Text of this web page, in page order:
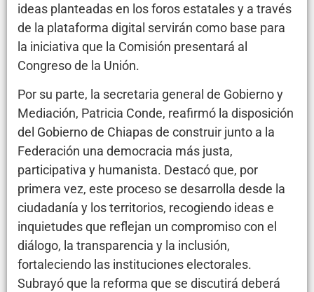
ideas planteadas en los foros estatales y a través
de la plataforma digital servirán como base para
la iniciativa que la Comisión presentará al
Congreso de la Unión.
Por su parte, la secretaria general de Gobierno y
Mediación, Patricia Conde, reafirmó la disposición
del Gobierno de Chiapas de construir junto a la
Federación una democracia más justa,
participativa y humanista. Destacó que, por
primera vez, este proceso se desarrolla desde la
ciudadanía y los territorios, recogiendo ideas e
inquietudes que reflejan un compromiso con el
diálogo, la transparencia y la inclusión,
fortaleciendo las instituciones electorales.
Subrayó que la reforma que se discutirá deberá